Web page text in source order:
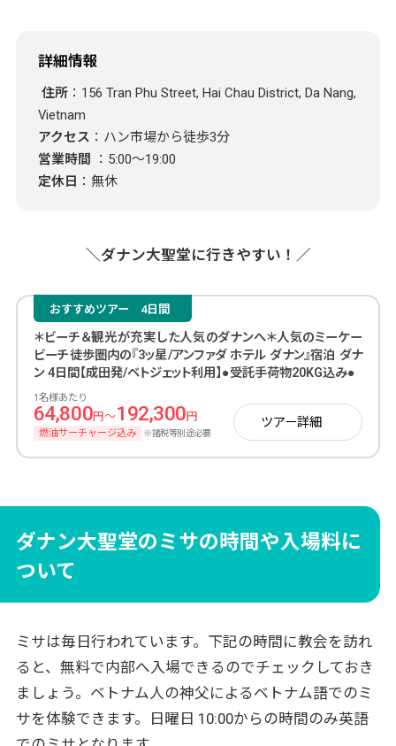
詳細情報
住所：156 Tran Phu Street, Hai Chau District, Da Nang,
Vietnam
アクセス ：ハン市場から徒歩3分
営業時間
：5:00～19:00
定休日 ：無休
＼ダナン大聖堂に行きやすい！／
おすすめツアー 4日間
＊ビーチ＆観光が充実した人気のダナンへ＊人気のミーケー
ビーチ徒歩圏内の『3ッ星/アンファダ ホテル ダナン』宿泊 ダナ
ン 4日間【成田発/ベトジェット利用】●受託手荷物20KG込み●
1名様あたり
64,800円～192,300 円
燃油サーチャージ込み ※諸税等別途必要
ツアー詳細
ダナン大聖堂のミサの時間や入場料に
ついて
ミサは毎日行われています。下記の時間に教会を訪れ
ると、無料で内部へ入場できるのでチェックしておき
ましょう。ベトナム人の神父によるベトナム語でのミ
サを体験できます。
日曜日 10:00からの時間のみ英語